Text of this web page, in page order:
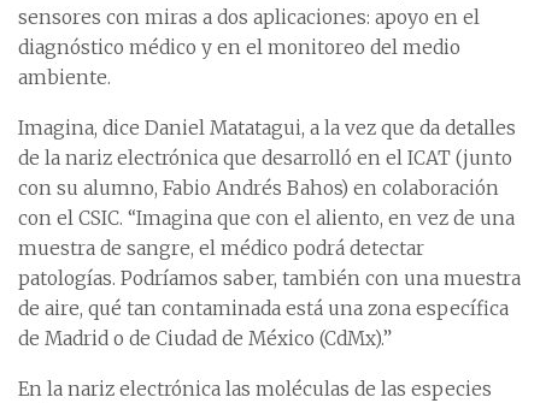
sensores con miras a dos aplicaciones: apoyo en el
diagnóstico médico y en el monitoreo del medio
ambiente.
Imagina, dice Daniel Matatagui, a la vez que da detalles
de la nariz electrónica que desarrolló en el ICAT (junto
con su alumno, Fabio Andrés Bahos) en colaboración
con el CSIC. “Imagina que con el aliento, en vez de una
muestra de sangre, el médico podrá detectar
patologías. Podríamos saber, también con una muestra
de aire, qué tan contaminada está una zona específica
de Madrid o de Ciudad de México (CdMx).”
En la nariz electrónica las moléculas de las especies